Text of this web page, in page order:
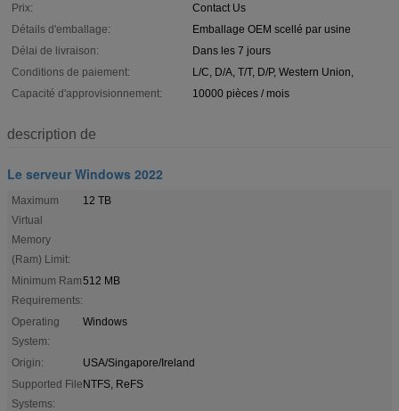
Prix:
Contact Us
Détails d'emballage:
Emballage OEM scellé par usine
Délai de livraison:
Dans les 7 jours
Conditions de paiement:
L/C, D/A, T/T, D/P, Western Union,
Capacité d'approvisionnement:
10000 pièces / mois
description de
Le serveur Windows 2022
Maximum
Virtual
Memory
(Ram) Limit:
12 TB
Minimum Ram
Requirements:
512 MB
Operating
System:
Windows
Origin:
USA/Singapore/Ireland
Supported File
Systems:
NTFS, ReFS